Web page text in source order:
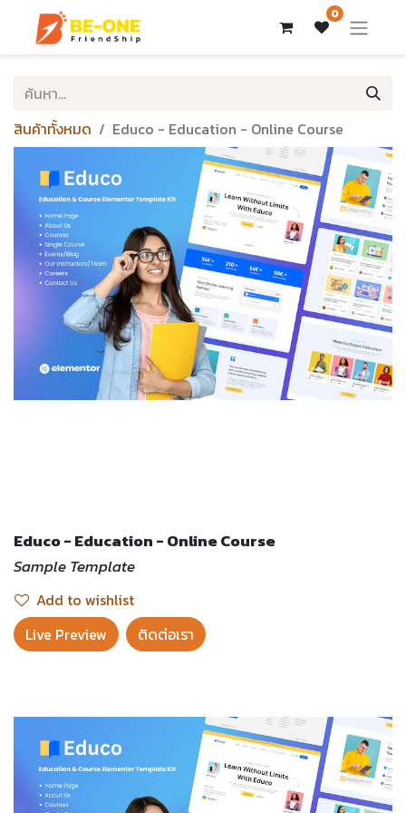
0
สินค้าทั้งหมด Educo - Education - Online Course
Educo - Education - Online Course
Sample Template
Add to wishlist
Live Preview​
ติดต่อเรา